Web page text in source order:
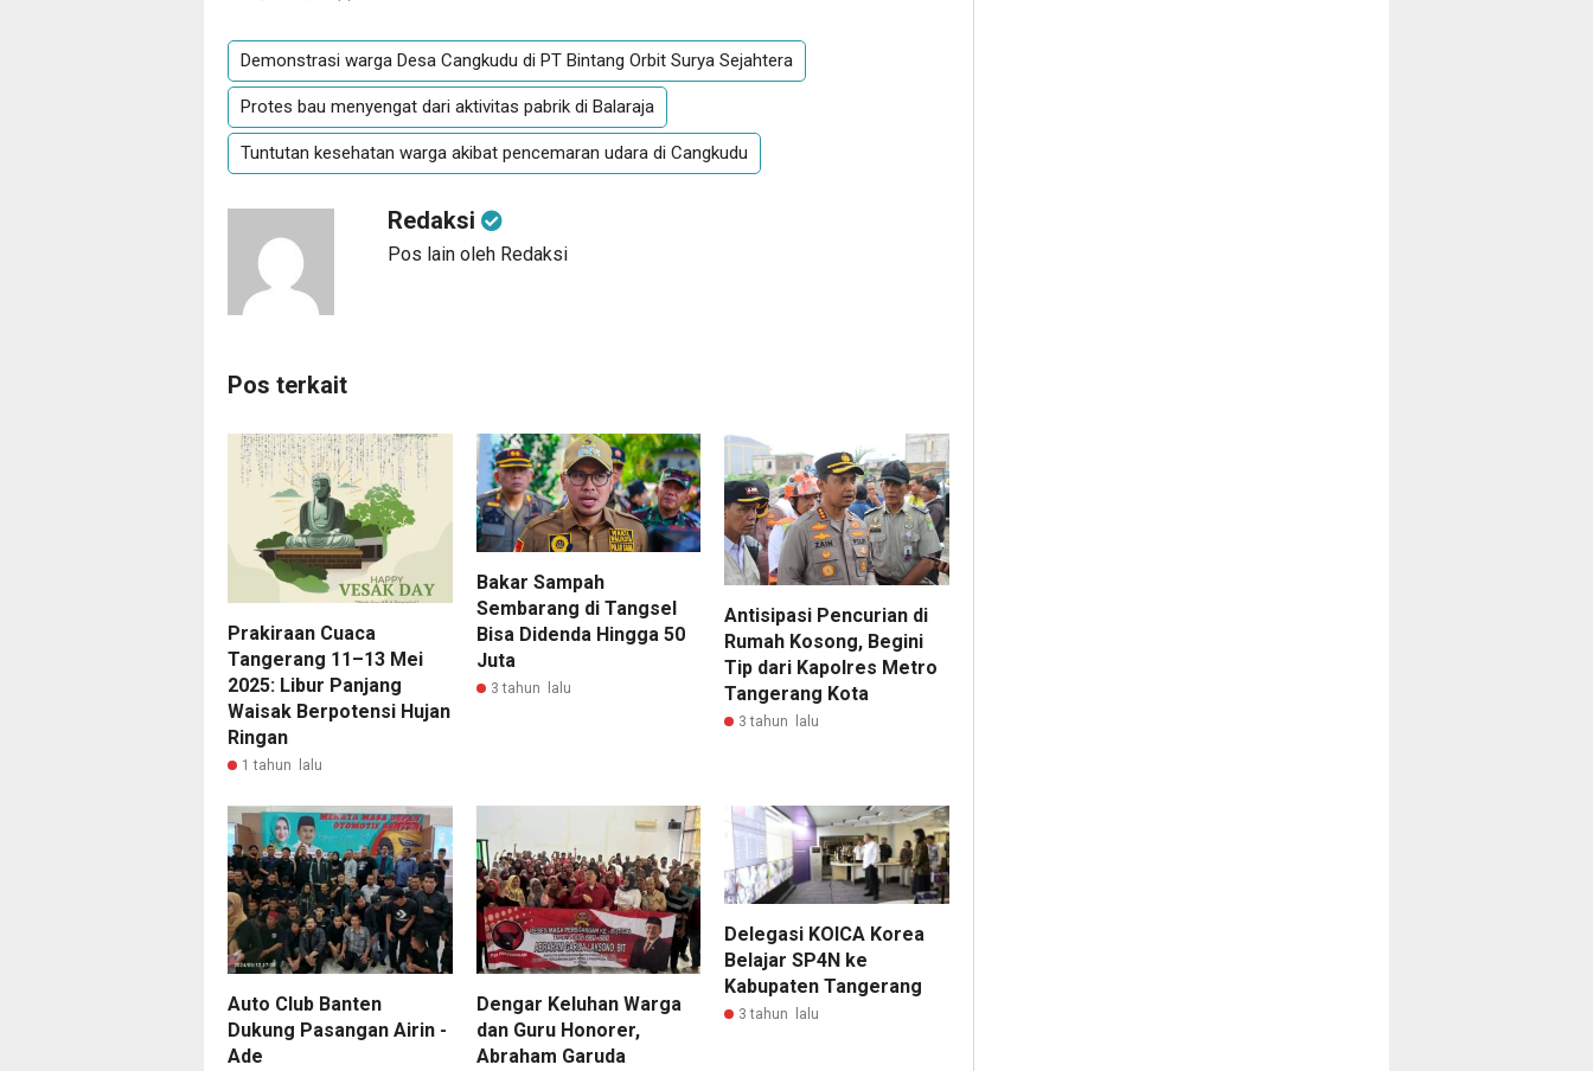
Demonstrasi warga Desa Cangkudu di PT Bintang Orbit Surya Sejahtera
Protes bau menyengat dari aktivitas pabrik di Balaraja
Tuntutan kesehatan warga akibat pencemaran udara di Cangkudu
Redaksi
Pos lain oleh Redaksi
Pos terkait
Prakiraan Cuaca
Tangerang 11–13 Mei
2025: Libur Panjang
Waisak Berpotensi Hujan
Ringan
1 tahun lalu
Bakar Sampah
Sembarang di Tangsel
Bisa Didenda Hingga 50
Juta
3 tahun lalu
Antisipasi Pencurian di
Rumah Kosong, Begini
Tip dari Kapolres Metro
Tangerang Kota
3 tahun lalu
Auto Club Banten
Dukung Pasangan Airin -
Ade
Dengar Keluhan Warga
dan Guru Honorer,
Abraham Garuda
Delegasi KOICA Korea
Belajar SP4N ke
Kabupaten Tangerang
3 tahun lalu